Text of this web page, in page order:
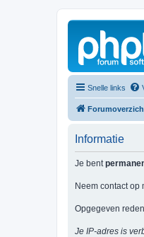
Snelle links
Informatie
Je bent
Neem contact op
Opgegeven
Je IP-adres is